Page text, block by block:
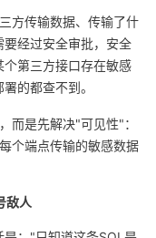
方传输数据、传输了什
经过安全审批，安全
第三方接口存在敏感
的都查不到。
而是先解决"可见性"：
个端点传输的敏感数据
敌人